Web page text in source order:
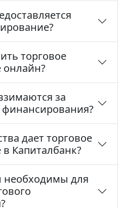
торговое
за
финансирования?
дает торговое
Капиталбанк?
необходимы для